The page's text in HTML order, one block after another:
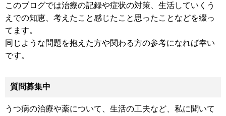
このブログでは治療の記録や症状の対策、生活していくう
えでの知恵、考えたこと感じたこと思ったことなどを綴っ
てます。
同じような問題を抱えた方や関わる方の参考になれば幸い
です。
質問募集中
うつ病の治療や薬について、生活の工夫など、私に聞いて